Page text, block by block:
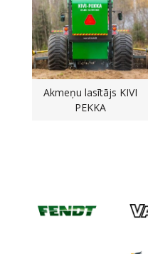
Akmeņu lasītājs KIVI
PEKKA